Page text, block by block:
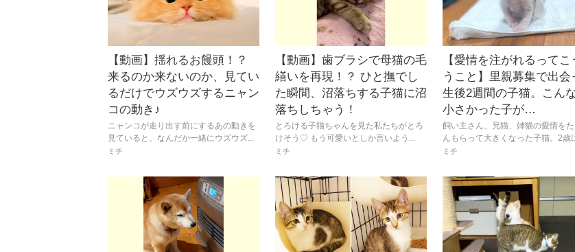
【動画】揺れるお饅頭！？
来るのか来ないのか、見てい
るだけでウズウズするニャン
コの動き♪
ニャンコが走り出す前にするあの動きを
見ていると、なんだか一緒にウズウズ...
ミチ
【動画】歯ブラシで母猫の毛
繕いを再現！？ ひと撫でし
た瞬間、沼落ちする子猫に沼
落ちしちゃう！
とろける子猫ちゃんを見た私たちがとろ
けそう♡ もう可愛いとしか言いよう...
ミチ
【愛情を注がれるってこ
うこと】里親募集で出会
生後2週間の子猫。こん
小さかった子が…
飼い主さん、兄猫、姉猫の愛情をた
んもらって大きくなった子猫。2歳
ミチ